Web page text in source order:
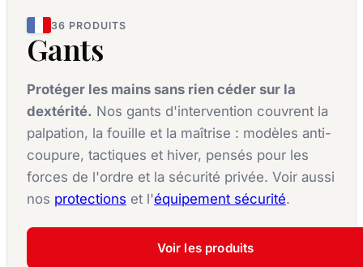
36 PRODUITS
Gants
Protéger les mains sans rien céder sur la
dextérité. Nos gants d'intervention couvrent la
palpation, la fouille et la maîtrise : modèles anti-
coupure, tactiques et hiver, pensés pour les
forces de l'ordre et la sécurité privée. Voir aussi
nos protections et l'équipement sécurité.
Voir les produits